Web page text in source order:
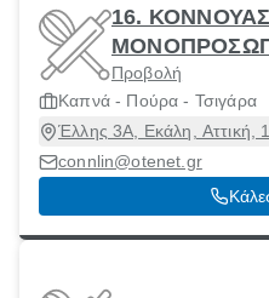
16.
Προβολή
Καπνά - Πούρα - Τσιγάρα
Έλλης 3Α, Εκάλη, Αττική,
connlin@otenet.gr